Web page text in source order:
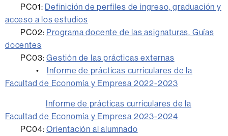
PC01: Definición de perfiles de ingreso, graduación y
acceso a los estudios
PC02: Programa docente de las asignaturas. Guías
docentes
PC03:Gestión de las prácticas externas
• Informe de prácticas curriculares de la
Facultad de Economía y Empresa 2022-2023
Informe de prácticas curriculares de la
Facultad de Economía y Empresa 2023-2024
PC04:Orientación al alumnado